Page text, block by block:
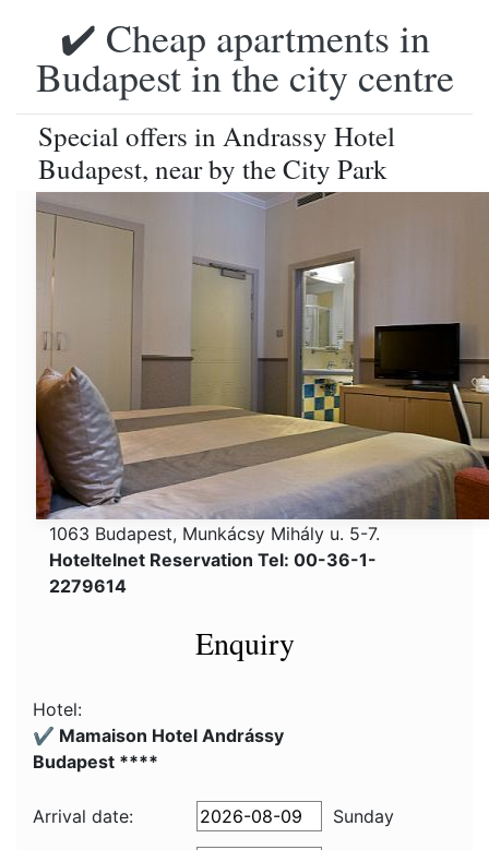
✔️ Cheap apartments in
Budapest in the city centre
Special offers in Andrassy Hotel
Budapest, near by the City Park
1063 Budapest, Munkácsy Mihály u. 5-7.
Hoteltelnet Reservation Tel: 00-36-1-
2279614
Enquiry
Hotel:
✔️ Mamaison Hotel Andrássy
Budapest ****
Arrival date: Sunday